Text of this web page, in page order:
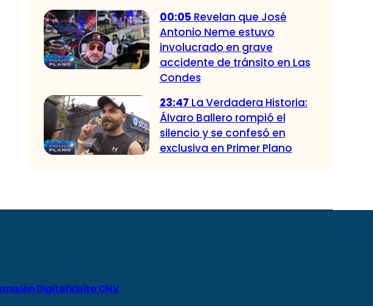
00:05 Revelan que José
Antonio Neme estuvo
involucrado en grave
accidente de tránsito en Las
Condes
23:47 La Verdadera Historia:
Álvaro Ballero rompió el
silencio y se confesó en
exclusiva en Primer Plano
DigitalVisita CHV